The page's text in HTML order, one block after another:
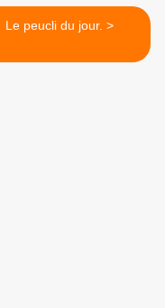
Le peucli du jour. >